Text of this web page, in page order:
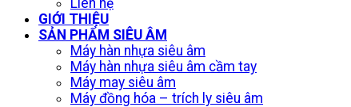
GIỚI THIỆU
SẢN PHẨM SIÊU ÂM
Máy hàn nhựa siêu âm
Máy hàn nhựa siêu âm cầm tay
Máy may siêu âm
Máy đồng hóa – trích ly siêu âm